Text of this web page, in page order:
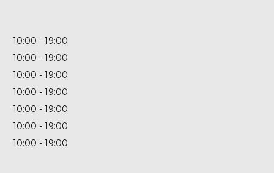
10:00
19:00
10:00
19:00
10:00
19:00
10:00
19:00
10:00
19:00
10:00
19:00
10:00 19:00